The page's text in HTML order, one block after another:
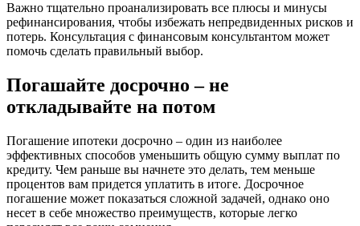
Важно тщательно проанализировать все плюсы и минусы
рефинансирования, чтобы избежать непредвиденных рисков и
потерь. Консультация с финансовым консультантом может
помочь сделать правильный выбор.
Погашайте досрочно – не
откладывайте на потом
Погашение ипотеки досрочно – один из наиболее
эффективных способов уменьшить общую сумму выплат по
кредиту. Чем раньше вы начнете это делать, тем меньше
процентов вам придется уплатить в итоге. Досрочное
погашение может показаться сложной задачей, однако оно
несет в себе множество преимуществ, которые легко